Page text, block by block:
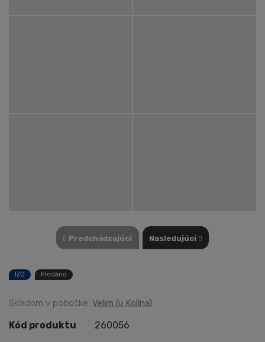
Predchádzajúci Nasledujúci
IZO Prodáno
Skladom v pobočke: Velim (u Kolína)
Kód produktu 260056